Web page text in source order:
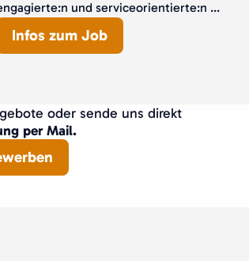
und serviceorientierte:n ...
Infos zum Job
oder sende uns direkt
per Mail.